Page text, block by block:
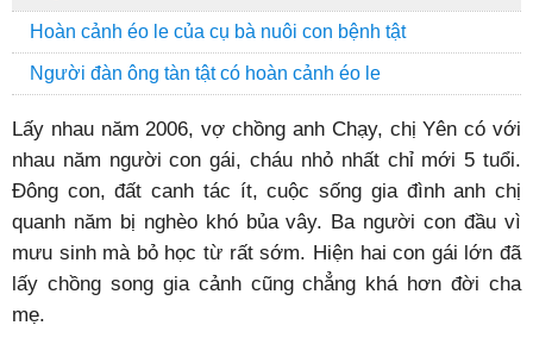
Hoàn cảnh éo le của cụ bà nuôi con bệnh tật
Người đàn ông tàn tật có hoàn cảnh éo le
Lấy nhau năm 2006, vợ chồng anh Chạy, chị Yên có với
nhau năm người con gái, cháu nhỏ nhất chỉ mới 5 tuổi.
Đông con, đất canh tác ít, cuộc sống gia đình anh chị
quanh năm bị nghèo khó bủa vây. Ba người con đầu vì
mưu sinh mà bỏ học từ rất sớm. Hiện hai con gái lớn đã
lấy chồng song gia cảnh cũng chẳng khá hơn đời cha
mẹ.